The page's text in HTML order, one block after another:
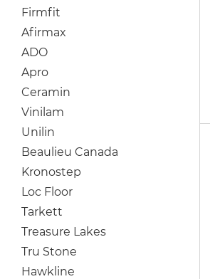
Firmfit
Afirmax
ADO
Apro
Ceramin
Vinilam
Unilin
Beaulieu Canada
Kronostep
Loc Floor
Tarkett
Treasure Lakes
Tru Stone
Hawkline